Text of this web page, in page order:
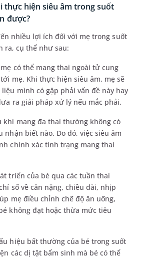
thực hiện siêu âm trong suốt
được?
nhiều lợi ích đối với mẹ trong suốt
ra, cụ thể như sau:
có thể mang thai ngoài tử cung
mẹ. Khi thực hiện siêu âm, mẹ sẽ
mình có gặp phải vấn đề này hay
ra giải pháp xử lý nếu mắc phải.
khi mang đa thai thường không có
nhận biết nào. Do đó, việc siêu âm
chính xác tình trạng mang thai
triển của bé qua các tuần thai
số về cân nặng, chiều dài, nhịp
mẹ điều chỉnh chế độ ăn uống,
không đạt hoặc thừa mức tiêu
hiệu bất thường của bé trong suốt
các dị tật bẩm sinh mà bé có thể